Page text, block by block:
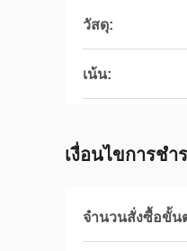
วัสดุ:
เน้น:
เงื่อนไขการชํา
จำนวนสั่งซื้อขั้น